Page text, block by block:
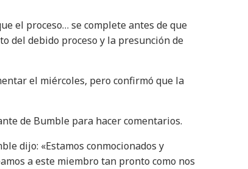
el proceso… se complete antes de que
del debido proceso y la presunción de
el miércoles, pero confirmó que la
de Bumble para hacer comentarios.
dijo: «Estamos conmocionados y
a este miembro tan pronto como nos